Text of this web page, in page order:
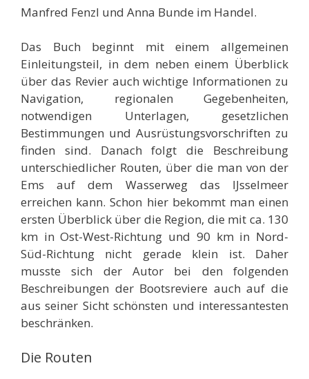
Manfred Fenzl und Anna Bunde im Handel.
Das Buch beginnt mit einem allgemeinen
Einleitungsteil, in dem neben einem Überblick
über das Revier auch wichtige Informationen zu
Navigation, regionalen Gegebenheiten,
notwendigen Unterlagen, gesetzlichen
Bestimmungen und Ausrüstungsvorschriften zu
finden sind. Danach folgt die Beschreibung
unterschiedlicher Routen, über die man von der
Ems auf dem Wasserweg das IJsselmeer
erreichen kann. Schon hier bekommt man einen
ersten Überblick über die Region, die mit ca. 130
km in Ost-West-Richtung und 90 km in Nord-
Süd-Richtung nicht gerade klein ist. Daher
musste sich der Autor bei den folgenden
Beschreibungen der Bootsreviere auch auf die
aus seiner Sicht schönsten und interessantesten
beschränken.
Die Routen